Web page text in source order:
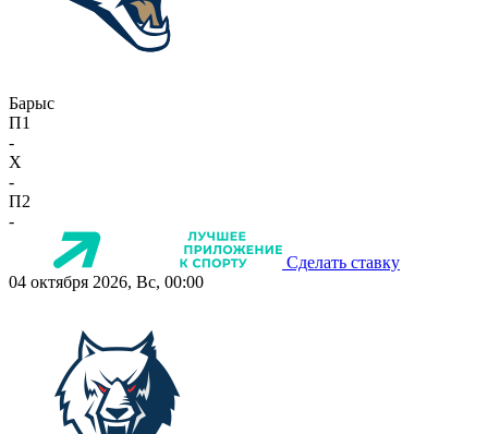
Барыс
П1
-
X
-
П2
-
Сделать ставку
04 октября 2026, Вс, 00:00